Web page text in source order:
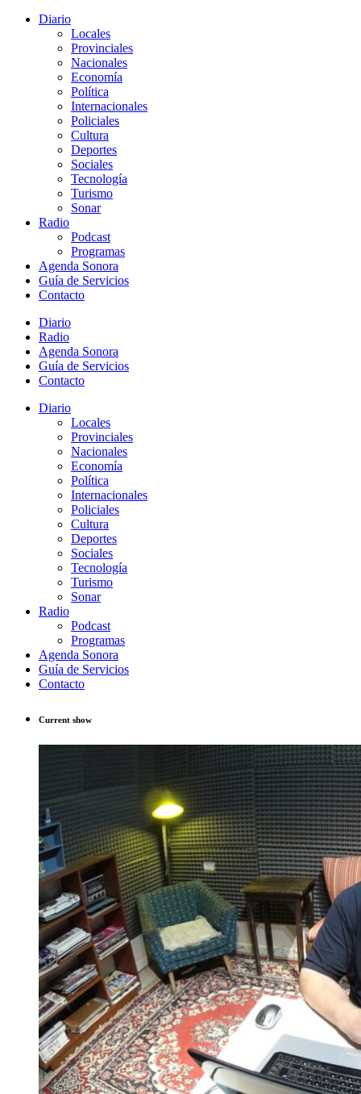
Diario
Locales
Provinciales
Nacionales
Economía
Política
Internacionales
Policiales
Cultura
Deportes
Sociales
Tecnología
Turismo
Sonar
Radio
Podcast
Programas
Agenda Sonora
Guía de Servicios
Contacto
Diario
Radio
Agenda Sonora
Guía de Servicios
Contacto
Diario
Locales
Provinciales
Nacionales
Economía
Política
Internacionales
Policiales
Cultura
Deportes
Sociales
Tecnología
Turismo
Sonar
Radio
Podcast
Programas
Agenda Sonora
Guía de Servicios
Contacto
Current show